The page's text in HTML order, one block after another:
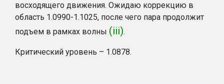
восходящего движения. Ожидаю коррекцию в
область 1.0990-1.1025, после чего пара продолжит
подъем в рамках волны (iii).
Критический уровень – 1.0878.